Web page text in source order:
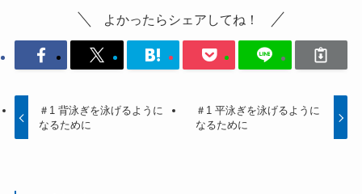
よかったらシェアしてね！
＃1 背泳ぎを泳げるように
なるために
＃1 平泳ぎを泳げるように
なるために